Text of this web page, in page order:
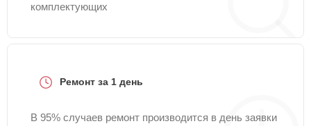
комплектующих
Ремонт за 1 день
В 95% случаев ремонт производится в день заявки